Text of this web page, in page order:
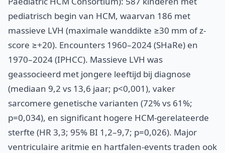
pediatrisch begin van HCM, waarvan 186 met
massieve LVH (maximale wanddikte ≥30 mm of z-
score ≥+20). Encounters 1960–2024 (SHaRe) en
1970–2024 (IPHCC). Massieve LVH was
geassocieerd met jongere leeftijd bij diagnose
(mediaan 9,2 vs 13,6 jaar; p<0,001), vaker
sarcomere genetische varianten (72% vs 61%;
p=0,034), en significant hogere HCM-gerelateerde
sterfte (HR 3,3; 95% BI 1,2–9,7; p=0,026). Major
ventriculaire aritmie en hartfalen-events traden ook